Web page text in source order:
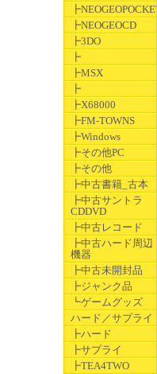
┣NEOGEOPOCKET
┣NEOGEOCD
┣3DO
┣
┣MSX
┣
┣X68000
┣FM-TOWNS
┣Windows
┣その他PC
┣その他
┣中古書籍_古本
┣中古サントラ
CDDVD
┣中古レコード
┣中古ハード周辺
機器
┣中古未開封品
┣ジャンク品
┗ゲームグッズ
ハード／サプライ
┣ハード
┣サプライ
┣TEA4TWO